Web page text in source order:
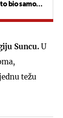
bio samo
Suncu. U
težu